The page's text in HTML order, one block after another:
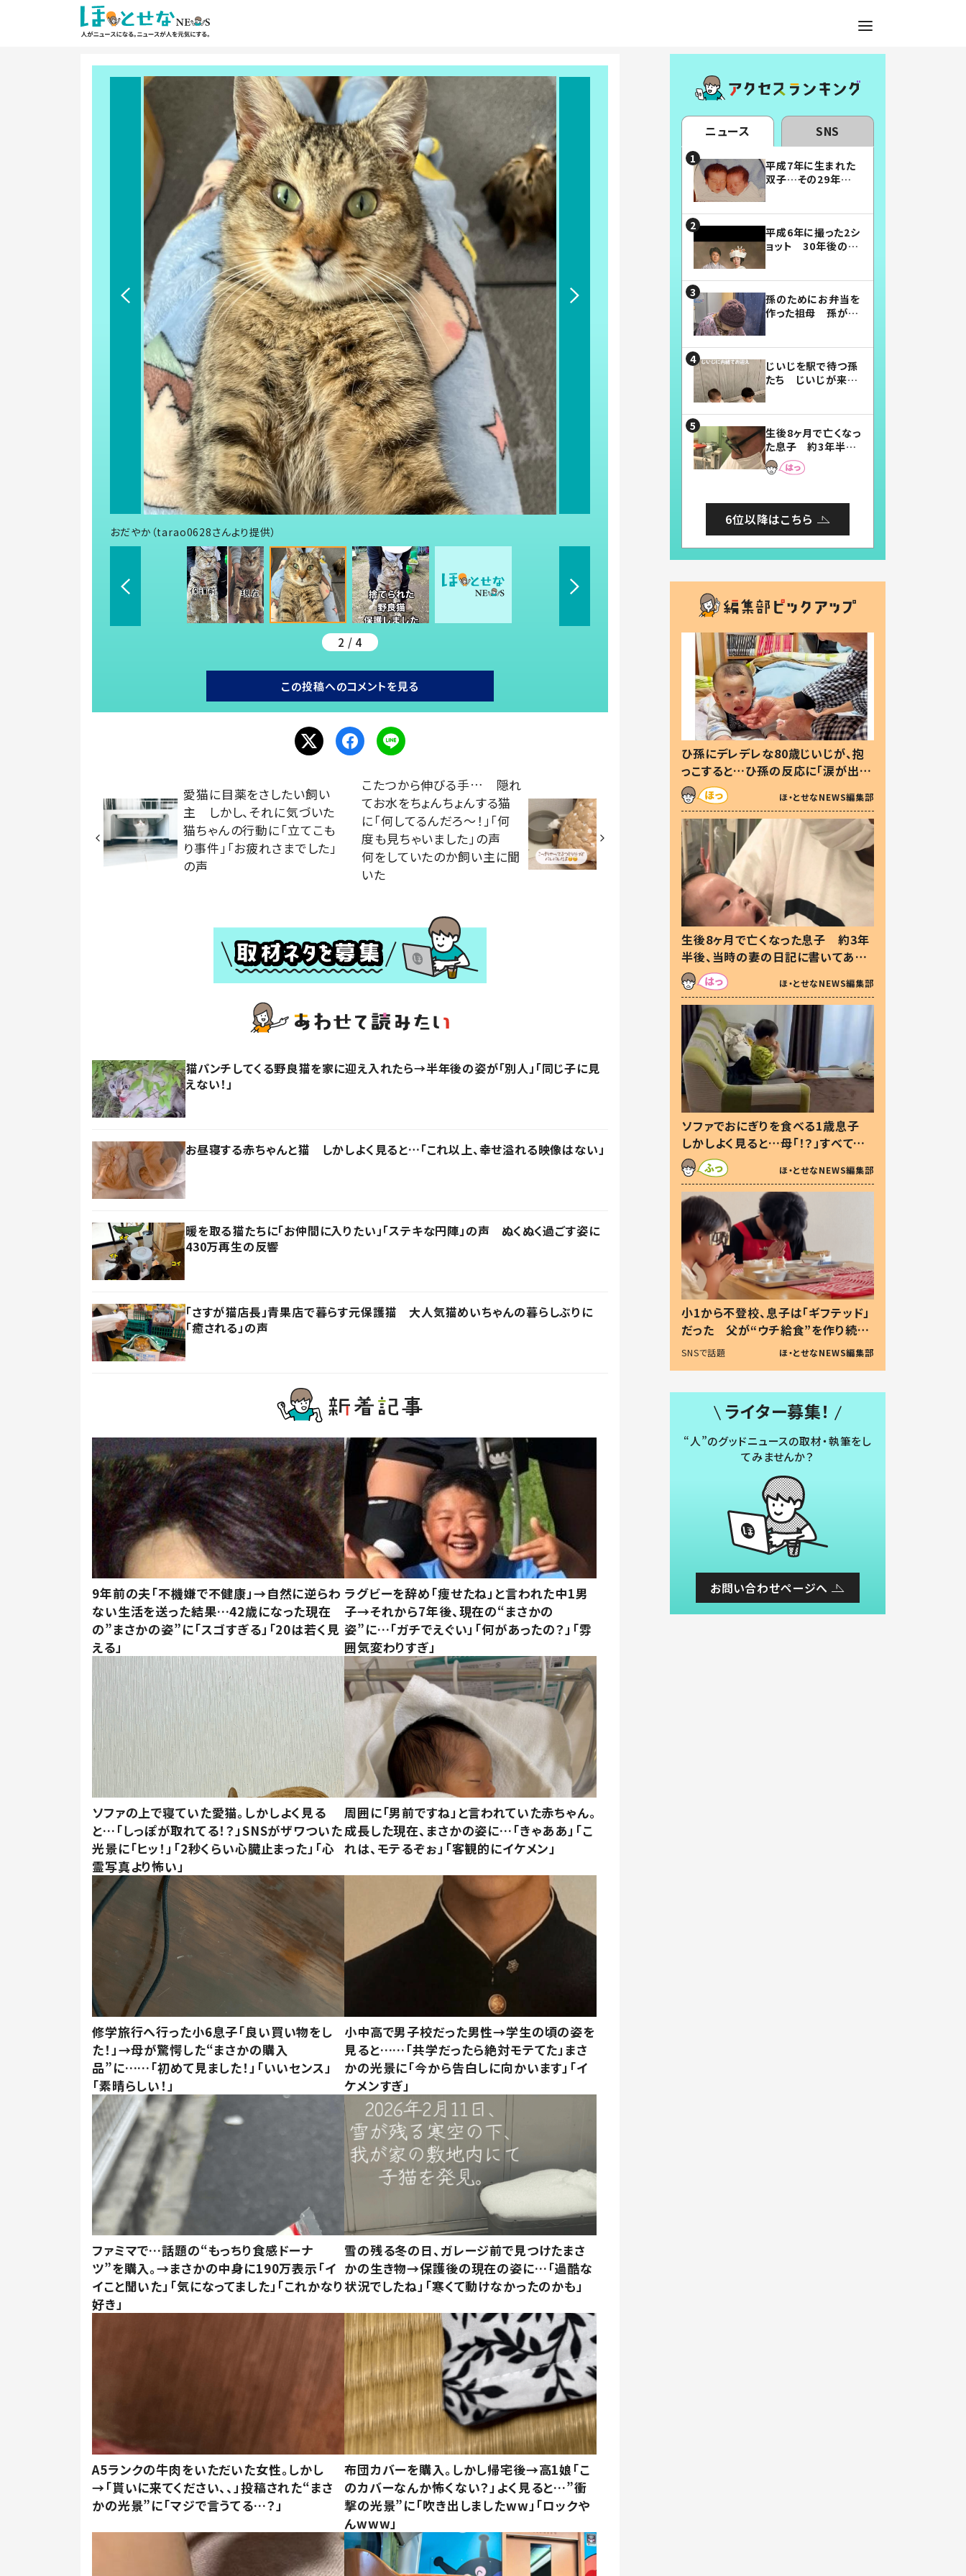
おだやか（tarao0628さんより提供）
2 / 4
この投稿へのコメントを見る
愛猫に目薬をさしたい飼い
主 しかし、それに気づいた
猫ちゃんの行動に「立てこも
り事件」「お疲れさまでした」
の声
こたつから伸びる手… 隠れ
てお水をちょんちょんする猫
に「何してるんだろ～！」「何
度も見ちゃいました」の声
何をしていたのか飼い主に聞
いた
猫パンチしてくる野良猫を家に迎え入れたら→半年後の姿が「別人」「同じ子に見
えない！」
お昼寝する赤ちゃんと猫 しかしよく見ると…「これ以上、幸せ溢れる映像はない」
暖を取る猫たちに「お仲間に入りたい」「ステキな円陣」の声 ぬくぬく過ごす姿に
430万再生の反響
「さすが猫店長」青果店で暮らす元保護猫 大人気猫めいちゃんの暮らしぶりに
「癒される」の声
9年前の夫「不機嫌で不健康」→自然に逆らわ
ない生活を送った結果…42歳になった現在
の”まさかの姿”に「スゴすぎる」「20は若く見
える」
ラグビーを辞め「痩せたね」と言われた中1男
子→それから7年後、現在の“まさかの
姿”に…「ガチでえぐい」「何があったの？」「雰
囲気変わりすぎ」
ソファの上で寝ていた愛猫。しかしよく見る
と…「しっぽが取れてる！？」SNSがザワついた
光景に「ヒッ！」「2秒くらい心臓止まった」「心
霊写真より怖い」
周囲に「男前ですね」と言われていた赤ちゃん。
成長した現在、まさかの姿に…「きゃああ」「こ
れは、モテるぞぉ」「客観的にイケメン」
修学旅行へ行った小6息子「良い買い物をし
た！」→母が驚愕した“まさかの購入
品”に……「初めて見ました！」「いいセンス」
「素晴らしい！」
小中高で男子校だった男性→学生の頃の姿を
見ると……「共学だったら絶対モテてた」まさ
かの光景に「今から告白しに向かいます」「イ
ケメンすぎ」
ファミマで…話題の“もっちり食感ドーナ
ツ”を購入。→まさかの中身に190万表示「イ
イこと聞いた」「気になってました」「これかなり
好き」
雪の残る冬の日、ガレージ前で見つけたまさ
かの生き物→保護後の現在の姿に…「過酷な
状況でしたね」「寒くて動けなかったのかも」
A5ランクの牛肉をいただいた女性。しかし
→「貰いに来てください、、」投稿された“まさ
かの光景”に「マジで言うてる…？」
布団カバーを購入。しかし帰宅後→高1娘「こ
のカバーなんか怖くない？」よく見ると…”衝
撃の光景”に「吹き出しましたww」「ロックや
んwww」
ニュース SNS
平成7年に生まれた
双子…その29年後
平成6年に撮った2シ
ョット 30年後の姿
孫のためにお弁当を
作った祖母 孫が絶
じいじを駅で待つ孫
たち じいじが来た
まらない」「幸せにな
れる」
生後8ヶ月で亡くなっ
た息子 約3年半
後、当時の妻の日記
に書いてあった本音
6位以降はこちら
ひ孫にデレデレな80歳じいじが、抱
っこすると…ひ孫の反応に「涙が出ま
した」「可愛くて仕方ない」
ほ・とせなNEWS編集部
生後8ヶ月で亡くなった息子 約3年
半後、当時の妻の日記に書いてあっ
た本音とは
ほ・とせなNEWS編集部
ソファでおにぎりを食べる1歳息子
しかしよく見ると…母「！？」すべてを
察した母の投稿に「可愛いから許
す！」「現行犯〜」
ほ・とせなNEWS編集部
小1から不登校、息子は「ギフテッド」
だった 父が“ウチ給食”を作り続け
る理由とは #令和の親 #令和の子
SNSで話題 ほ・とせなNEWS編集部
ライター募集！
“人”のグッドニュースの取材・執筆をし
てみませんか？
お問い合わせページへ